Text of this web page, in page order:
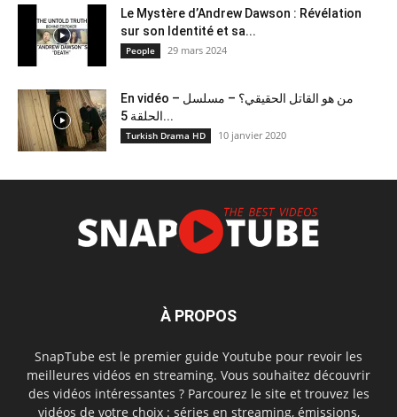
Le Mystère d’Andrew Dawson : Révélation
sur son Identité et sa...
People 29 mars 2024
En vidéo – من هو القاتل الحقيقي؟ – مسلسل
الحلقة 5...
Turkish Drama HD 10 janvier 2020
À PROPOS
SnapTube est le premier guide Youtube pour revoir les
meilleures vidéos en streaming. Vous souhaitez découvrir
des vidéos intéressantes ? Parcourez le site et trouvez les
vidéos de votre choix : séries en streaming, émissions,